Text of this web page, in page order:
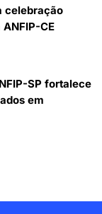
celebração
CE
SP fortalece
em